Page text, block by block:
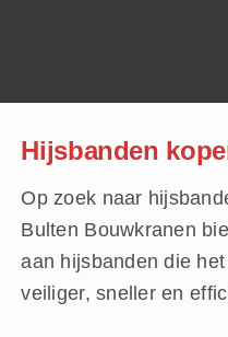
Hijsbanden
Op zoek naar
Bulten Bouwkranen
aan hijsbanden die
veiliger, sneller en